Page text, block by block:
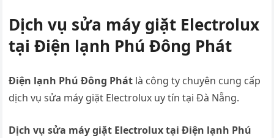
Dịch vụ sửa máy giặt Electrolux
tại Điện lạnh Phú Đông Phát
Điện lạnh Phú Đông Phát là công ty chuyên cung cấp
dịch vụ sửa máy giặt Electrolux uy tín tại Đà Nẵng.
Dịch vụ sửa máy giặt Electrolux tại Điện lạnh Phú